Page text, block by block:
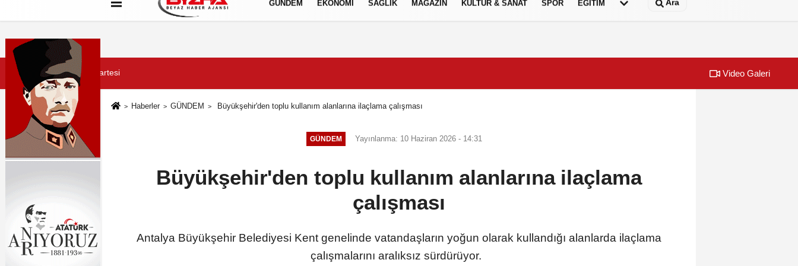
Hakkımızda Künye Çerez Politikası
GÜNDEM EKONOMİ SAĞLIK MAGAZİN KÜLTÜR & SANAT SPOR EĞİTİM Ara
8 Ağustos 2026, Cumartesi Video Galeri
Haberler GÜNDEM Büyükşehir'den toplu kullanım alanlarına ilaçlama çalışması
GÜNDEM Yayınlanma: 10 Haziran 2026 - 14:31
Büyükşehir'den toplu kullanım alanlarına ilaçlama
çalışması
Antalya Büyükşehir Belediyesi Kent genelinde vatandaşların yoğun olarak kullandığı alanlarda ilaçlama
çalışmalarını aralıksız sürdürüyor.